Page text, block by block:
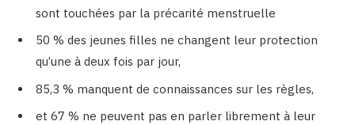
sont touchées par la précarité menstruelle
50 % des jeunes filles ne changent leur protection
qu’une à deux fois par jour,
85,3 % manquent de connaissances sur les règles,
et 67 % ne peuvent pas en parler librement à leur